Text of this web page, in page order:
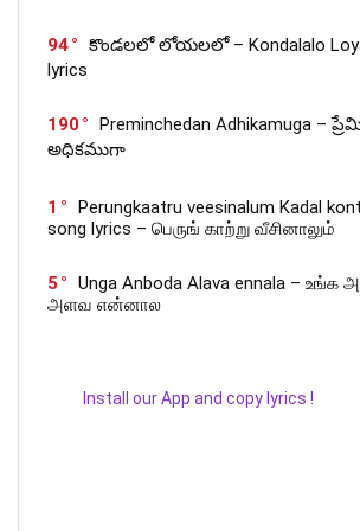
94
కొండలలో లోయలలో – Kondalalo
lyrics
190
Preminchedan Adhikamuga –
అధికముగా
1
Perungkaatru veesinalum Kadal
song lyrics – பெருங் காற்று வீசினாலும்
5
Unga Anboda Alava ennala –
அளவ என்னால
Install our App and copy lyrics !